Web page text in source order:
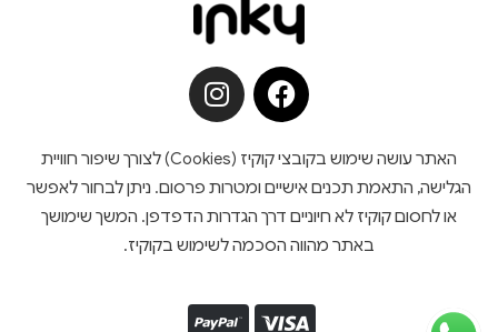
האתר עושה שימוש בקובצי קוקיז (Cookies) לצורך שיפור חוויית
הגלישה, התאמת תכנים אישיים ומטרות פרסום. ניתן לבחור לאפשר
או לחסום קוקיז לא חיוניים דרך הגדרות הדפדפן. המשך שימושך
באתר מהווה הסכמה לשימוש בקוקיז.